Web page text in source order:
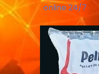
online 24/7